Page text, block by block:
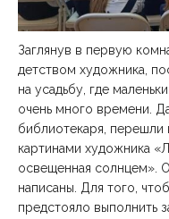
Заглянув в первую
детством художника,
на усадьбу, где
очень много времени.
библиотекаря, перешли
картинами художника
освещенная солнцем».
написаны. Для того,
предстояло выполнить